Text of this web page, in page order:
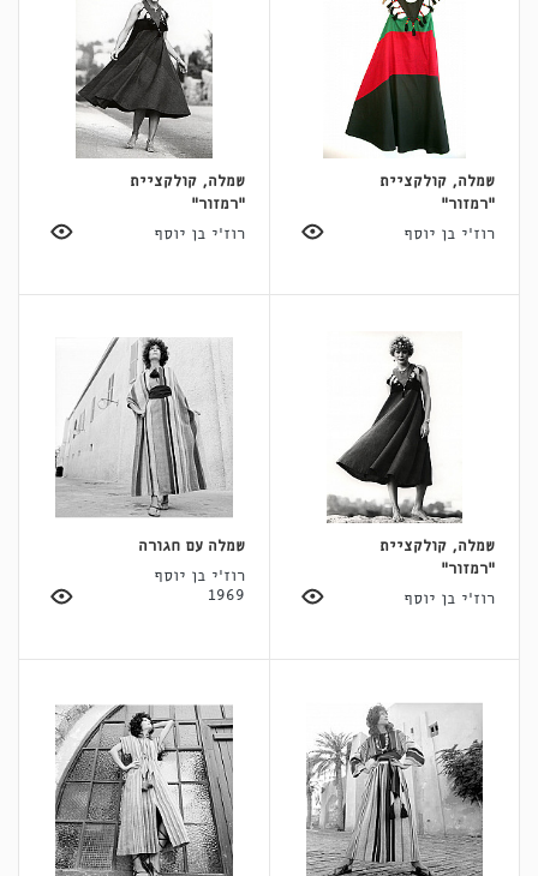
שמלה, קולקציית
"רמזור"
רוז'י בן יוסף
שמלה, קולקציית
"רמזור"
רוז'י בן יוסף
שמלה, קולקציית
"רמזור"
רוז'י בן יוסף
שמלה עם חגורה
רוז'י בן יוסף
1969